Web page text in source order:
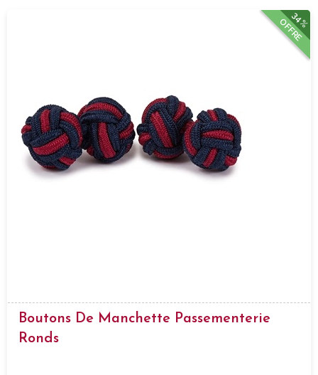
34%
OFFRE
Boutons De Manchette Passementerie
Ronds